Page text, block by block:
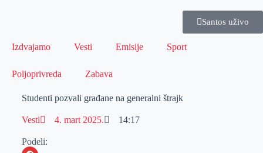
Santos uživo
Izdvajamo Vesti Emisije Sport
Poljoprivreda Zabava
Studenti pozvali građane na generalni štrajk
Vesti 4. mart 2025. 14:17
Podeli: